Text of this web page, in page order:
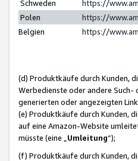
Schweden
https://
Polen
https://
Belgien
https://
(d) Produktkäufe durch Kunden,
Werbedienste oder andere Such-
generierten oder angezeigten
(e) Produktkäufe durch Kunden,
auf eine Amazon-Website
müsste (eine „ Umleitung“);
(f) Produktkäufe durch Kunden,